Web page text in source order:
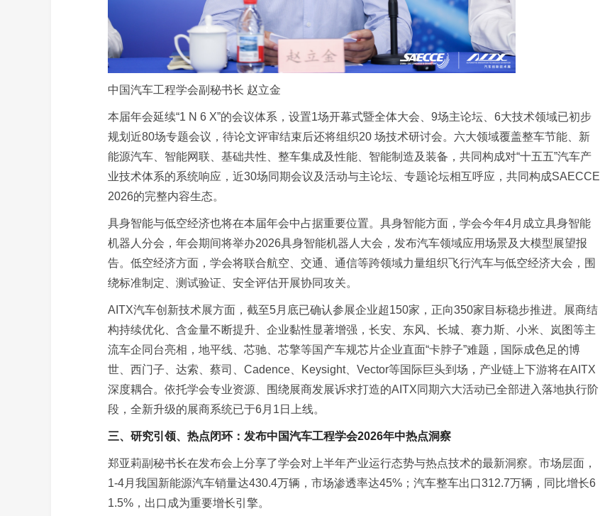
中国汽车工程学会副秘书长 赵立金
本届年会延续“1 N 6 X”的会议体系，设置1场开幕式暨全体大会、9场主论坛、6大技术领域已初步
规划近80场专题会议，待论文评审结束后还将组织20 场技术研讨会。六大领域覆盖整车节能、新
能源汽车、智能网联、基础共性、整车集成及性能、智能制造及装备，共同构成对“十五五”汽车产
业技术体系的系统响应，近30场同期会议及活动与主论坛、专题论坛相互呼应，共同构成SAECCE
2026的完整内容生态。
具身智能与低空经济也将在本届年会中占据重要位置。具身智能方面，学会今年4月成立具身智能
机器人分会，年会期间将举办2026具身智能机器人大会，发布汽车领域应用场景及大模型展望报
告。低空经济方面，学会将联合航空、交通、通信等跨领域力量组织飞行汽车与低空经济大会，围
绕标准制定、测试验证、安全评估开展协同攻关。
AITX汽车创新技术展方面，截至5月底已确认参展企业超150家，正向350家目标稳步推进。展商结
构持续优化、含金量不断提升、企业黏性显著增强，长安、东风、长城、赛力斯、小米、岚图等主
流车企同台亮相，地平线、芯驰、芯擎等国产车规芯片企业直面“卡脖子”难题，国际成色足的博
世、西门子、达索、蔡司、Cadence、Keysight、Vector等国际巨头到场，产业链上下游将在AITX
深度耦合。依托学会专业资源、围绕展商发展诉求打造的AITX同期六大活动已全部进入落地执行阶
段，全新升级的展商系统已于6月1日上线。
三、研究引领、热点闭环：发布中国汽车工程学会2026年中热点洞察
郑亚莉副秘书长在发布会上分享了学会对上半年产业运行态势与热点技术的最新洞察。市场层面，
1-4月我国新能源汽车销量达430.4万辆，市场渗透率达45%；汽车整车出口312.7万辆，同比增长6
1.5%，出口成为重要增长引擎。